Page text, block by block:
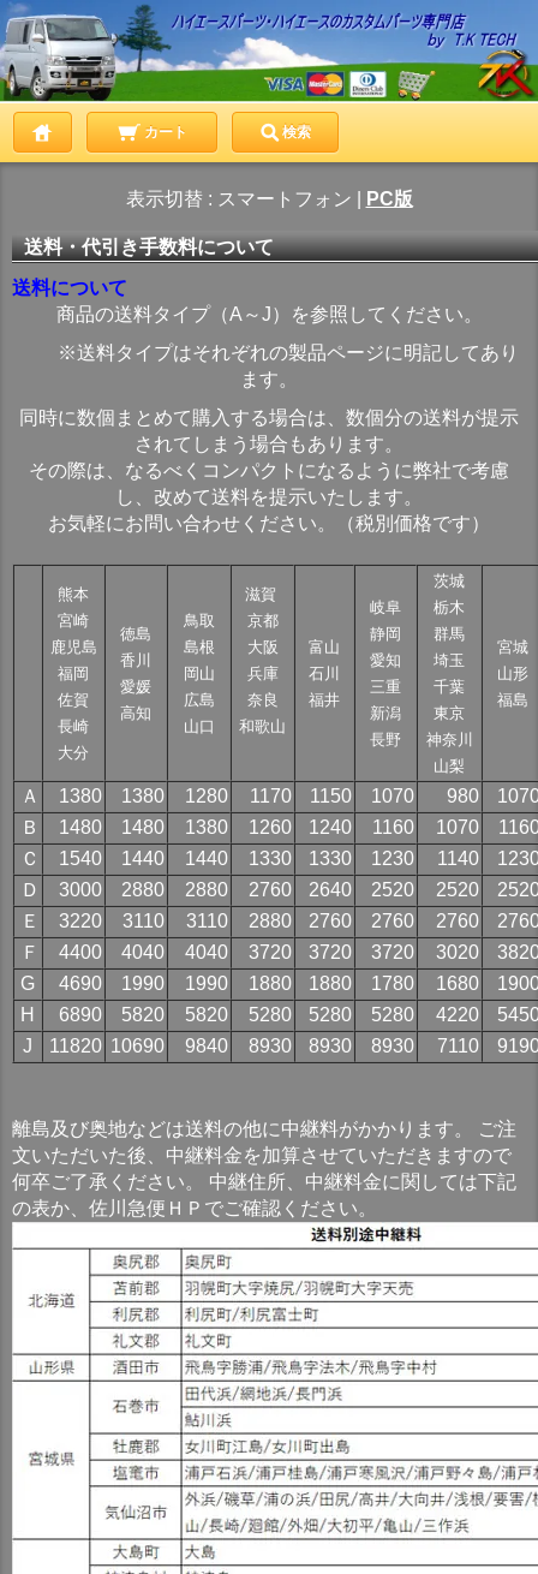
カート 検索
表示切替 : スマートフォン PC版
送料・代引き手数料について
送料について
商品の送料タイプ（A～J）を参照してください。
※送料タイプはそれぞれの製品ページに明記してあり
ます。
同時に数個まとめて購入する場合は、数個分の送料が提示
されてしまう場合もあります。
その際は、なるべくコンパクトになるように弊社で考慮
し、改めて送料を提示いたします。
お気軽にお問い合わせください。（税別価格です）
熊本
宮崎
鹿児島
福岡
佐賀
長崎
大分
徳島
香川
愛媛
高知
鳥取
島根
岡山
広島
山口
滋賀
京都
大阪
兵庫
奈良
和歌山
富山
石川
福井
岐阜
静岡
愛知
三重
新潟
長野
茨城
栃木
群馬
埼玉
千葉
東京
神奈川
山梨
宮城
山形
福島
Ａ 1380 1380 1280 1170 1150 1070 980
Ｂ
1480 1480 1380 1260 1240 1160 1070
Ｃ
1540 1440 1440 1330 1330 1230 1140
Ｄ
3000 2880 2880 2760 2640 2520 2520
Ｅ
3220 3110 3110 2880 2760 2760 2760
Ｆ
4400 4040 4040 3720 3720 3720 3020
G
4690 1990 1990 1880 1880 1780 1680
H
6890 5820 5820 5280 5280 5280 4220
J
11820 10690 9840 8930 8930 8930 7110
離島及び奥地などは送料の他に中継料がかかります。 ご注
文いただいた後、中継料金を加算させていただきますので
何卒ご了承ください。 中継住所、中継料金に関しては下記
の表か、佐川急便ＨＰでご確認ください。